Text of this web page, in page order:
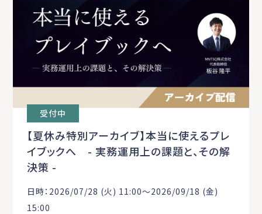
受付中
【夏休み特別アーカイブ】本当に使えるプレ
イブックへ - 実務運用上の課題と、その解
決策 -
日時：2026/07/28 (火) 11:00〜2026/09/18 (金)
15:00